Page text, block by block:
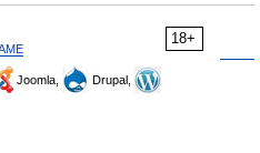
18+
Joomla,
Drupal,